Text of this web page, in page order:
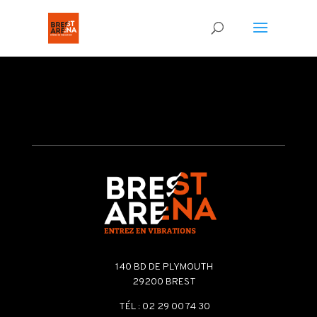
140 BD DE PLYMOUTH
29200 BREST
TÉL : 02 29 00 74 30